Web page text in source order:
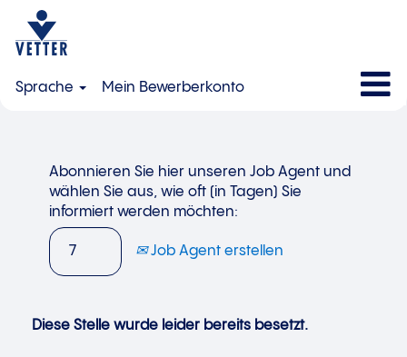
Sprache Mein Bewerberkonto
Abonnieren Sie hier unseren Job Agent und
wählen Sie aus, wie oft (in Tagen) Sie
informiert werden möchten:
Job Agent erstellen
Diese Stelle wurde leider bereits besetzt.